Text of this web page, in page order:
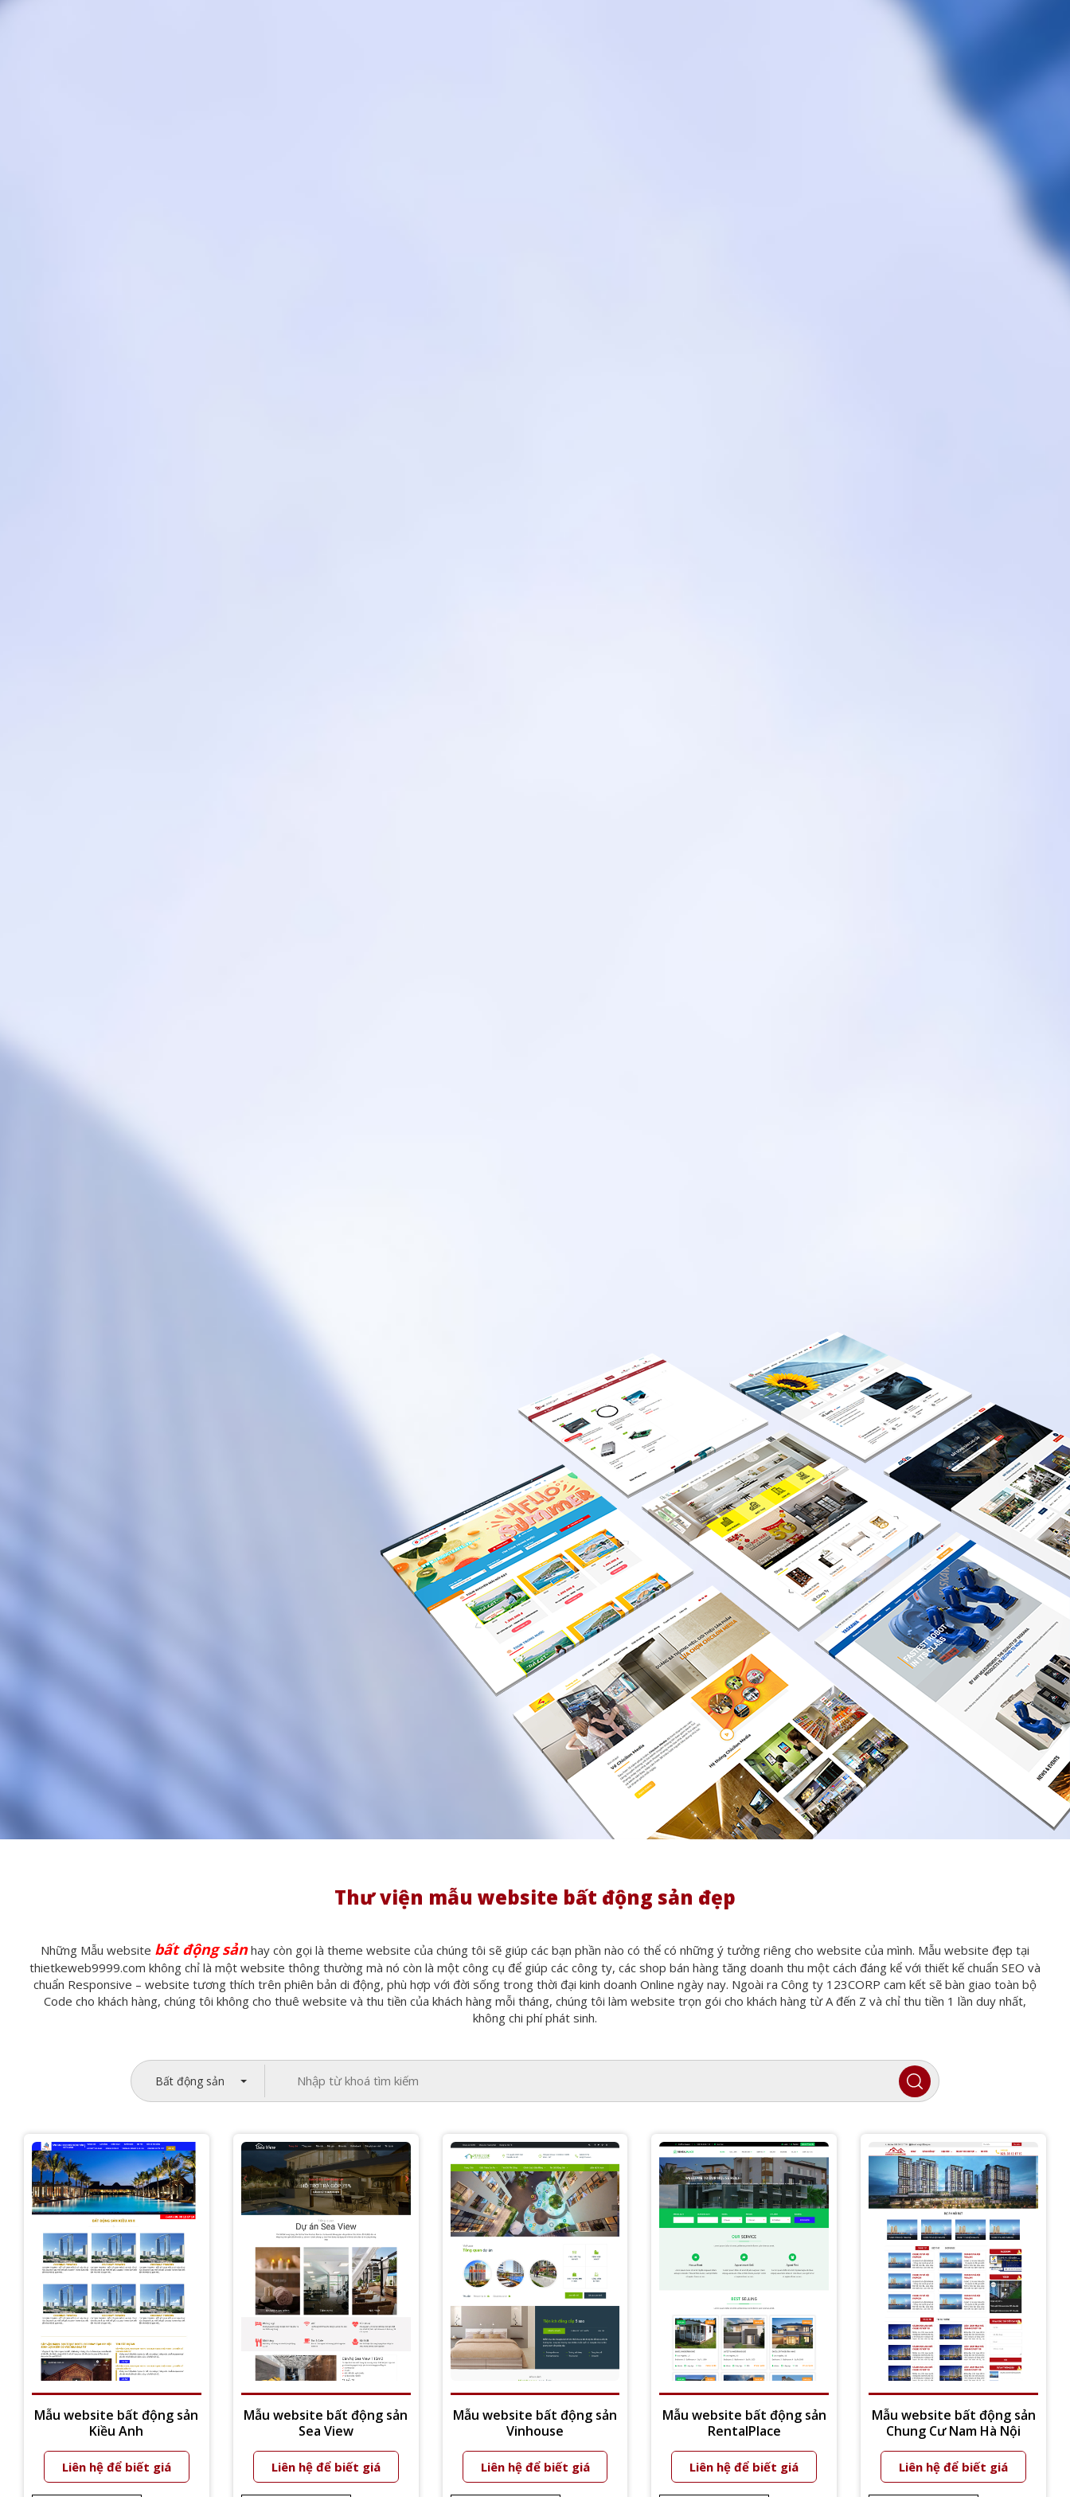
Thư viện mẫu website bất động sản đẹp
Những Mẫu website bất động sảnhay còn gọi là theme website của chúng tôi sẽ giúp các bạn phần nào có thể có những ý tưởng riêng cho website của mình. Mẫu website đẹp tại
thietkeweb9999.com không chỉ là một website thông thường mà nó còn là một công cụ để giúp các công ty, các shop bán hàng tăng doanh thu một cách đáng kể với thiết kế chuẩn SEO và
chuẩn Responsive – website tương thích trên phiên bản di động, phù hợp với đời sống trong thời đại kinh doanh Online ngày nay. Ngoài ra Công ty 123CORP cam kết sẽ bàn giao toàn bộ
Code cho khách hàng, chúng tôi không cho thuê website và thu tiền của khách hàng mỗi tháng, chúng tôi làm website trọn gói cho khách hàng từ A đến Z và chỉ thu tiền 1 lần duy nhất,
không chi phí phát sinh.
Bất động sản
Mẫu website bất động sản
Kiều Anh
Liên hệ để biết giá
Xem thêm
Mẫu website bất động sản
Sea View
Liên hệ để biết giá
Xem thêm
Mẫu website bất động sản
Vinhouse
Liên hệ để biết giá
Xem thêm
Mẫu website bất động sản
RentalPlace
Liên hệ để biết giá
Xem thêm
Mẫu website bất động sản
Chung Cư Nam Hà Nội
Liên hệ để biết giá
Xem thêm